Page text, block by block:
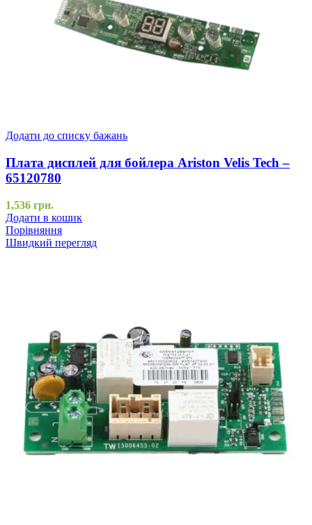
Додати до списку бажань
Плата дисплей для бойлера Ariston Velis Tech –
65120780
1,536 грн.
Додати в кошик
Порівняння
Швидкий перегляд